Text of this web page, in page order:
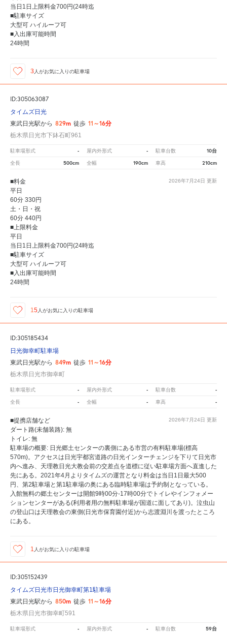
当日1日上限料金700円(24時迄
■駐車サイズ
大型可 ハイルーフ可
■入出庫可能時間
24時間
3人がお気に入りの駐車場
ID:305063087
タイムズ日光
東武日光駅から 829m 徒歩 11～16分
栃木県日光市下鉢石町961
駐車場形式 - 屋内外形式 - 駐車台数 10台
全長 500cm 全幅 190cm 車高 210cm
2026年7月24日 更新
■料金
平日
60分 330円
土・日・祝
60分 440円
■上限料金
平日
当日1日上限料金700円(24時迄
■駐車サイズ
大型可 ハイルーフ可
■入出庫可能時間
24時間
15人がお気に入りの駐車場
ID:305185434
日光御幸町駐車場
東武日光駅から 849m 徒歩 11～16分
栃木県日光市御幸町
駐車場形式 - 屋内外形式 - 駐車台数 -
全長 - 全幅 - 車高 -
2026年7月24日 更新
■提携店舗など
ダート路(未舗装路): 無
トイレ: 無
駐車場の概要: 日光郷土センターの裏側にある市営の有料駐車場(標高
570m)。アクセスは日光宇都宮道路の日光インターチェンジを下りて日光市
内へ進み、天理教日光大教会前の交差点を道標に従い駐車場方面へ直進した
先にある。2021年4月よりタイムズの運営となり料金は当日1日最大500
円、第2駐車場と第1駐車場の奥にある臨時駐車場は予約制となっている。
入館無料の郷土センターは開館9時00分-17時00分でトイレやインフォメー
ションセンターがある(利用者用の無料駐車場が国道に面してあり)。泣虫山
の登山口は天理教会の東側(日光市保育園付近)から志渡淵川を渡ったところ
にある。
1 人がお気に入りの駐車場
ID:305152439
タイムズ日光市日光御幸町第1駐車場
東武日光駅から 850m 徒歩 11～16分
栃木県日光市御幸町591
駐車場形式 - 屋内外形式 - 駐車台数 59台